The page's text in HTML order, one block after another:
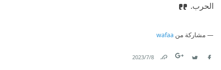
الحرب.
مشاركة من wafaa
8‏/7‏/2023